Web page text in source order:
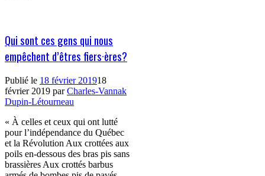
Qui sont ces gens qui nous
empêchent d’êtres fiers·ères?
Publié le 18 février 201918
février 2019 parCharles-Vannak
Dupin-Létourneau
« À celles et ceux qui ont lutté
pour l’indépendance du Québec
et la Révolution Aux crottées aux
poils en-dessous des bras pis sans
brassières Aux crottés barbus